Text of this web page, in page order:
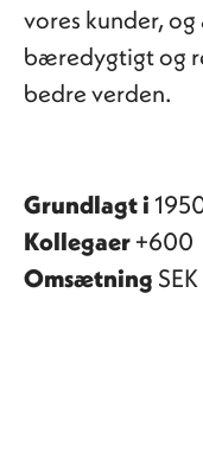
vores kunder,
bæredygtigt og
bedre verden.
Grundlagt i
Kollegaer+600
Omsætning